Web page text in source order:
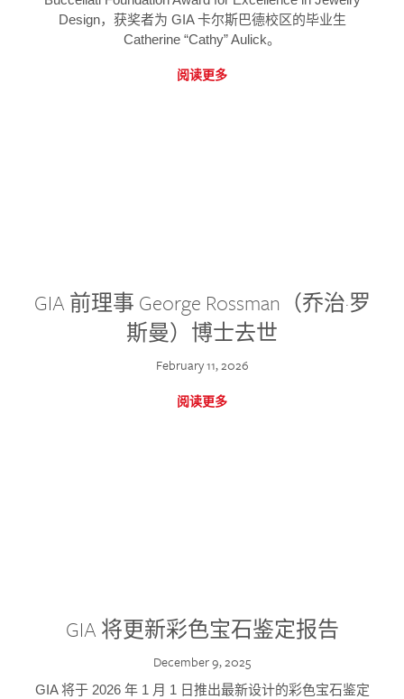
Design，获奖者为 GIA 卡尔斯巴德校区的毕业生
Catherine “Cathy” Aulick。
阅读更多
GIA 前理事 George Rossman（乔治·罗
斯曼）博士去世
February 11, 2026
阅读更多
GIA 将更新彩色宝石鉴定报告
December 9, 2025
GIA 将于 2026 年 1 月 1 日推出最新设计的彩色宝石鉴定